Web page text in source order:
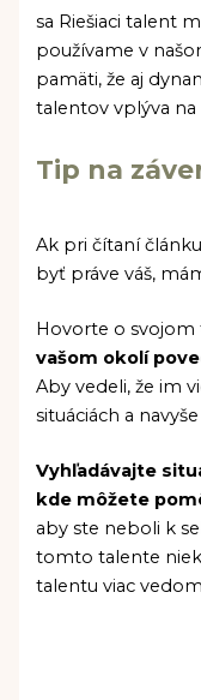
sa Riešiaci talent
používame v
pamäti, že aj
talentov vplýva na
Tip na
Ak pri čítaní
byť práve váš,
Hovorte o svojom
vašom okolí
Aby vedeli, že im
situáciách a
Vyhľadávajte
kde môžete
aby ste neboli k
tomto talente
talentu viac